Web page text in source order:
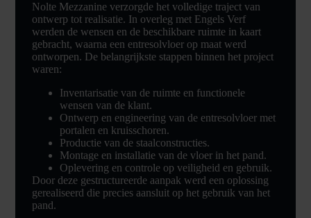
Nolte Mezzanine verzorgde het volledige traject van
ontwerp tot realisatie. In overleg met Engels Verf
werden de wensen en de beschikbare ruimte in kaart
gebracht, waarna een entresolvloer op maat werd
ontworpen. De belangrijkste stappen binnen het project
waren:
Inventarisatie van de ruimte en functionele
wensen van de klant.
Ontwerp en engineering van de entresolvloer met
portalen en kruisschoren.
Productie van de staalconstructies.
Montage en installatie van de vloer in het pand.
Oplevering en controle op veiligheid en gebruik.
Door deze gestructureerde aanpak werd een oplossing
gerealiseerd die precies aansluit op het gebruik van het
pand.